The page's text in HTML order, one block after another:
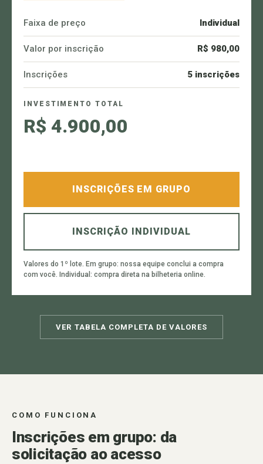
Faixa de preço Individual
Valor por inscrição R$ 980,00
Inscrições 5 inscrições
INVESTIMENTO TOTAL
R$ 4.900,00
INSCRIÇÕES EM GRUPO
INSCRIÇÃO INDIVIDUAL
Valores do 1º lote. Em grupo: nossa equipe conclui a compra
com você. Individual: compra direta na bilheteria online.
VER TABELA COMPLETA DE VALORES
COMO FUNCIONA
Inscrições em grupo: da
solicitação ao acesso